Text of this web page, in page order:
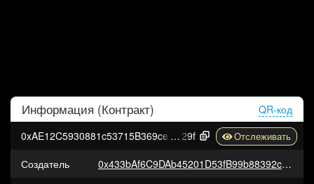
Информация (Контракт)
QR-код
0xAE12C5930881c53715B369ceC7606B70d8EB2
29f
Создатель
0x433bAf6C9DAb45201D53fB99b88392c0bb20DB3f